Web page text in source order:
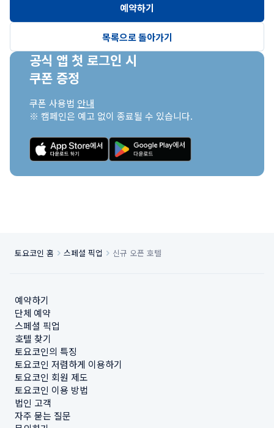
예약하기
목록으로 돌아가기
공식 앱 첫 로그인 시
쿠폰 증정
쿠폰 사용법 안내
※ 캠페인은 예고 없이 종료될 수 있습니다.
토요코인 홈 스페셜 픽업 신규 오픈 호텔
예약하기
단체 예약
스페셜 픽업
호텔 찾기
토요코인의 특징
토요코인 저렴하게 이용하기
토요코인 회원 제도
토요코인 이용 방법
법인 고객
자주 묻는 질문